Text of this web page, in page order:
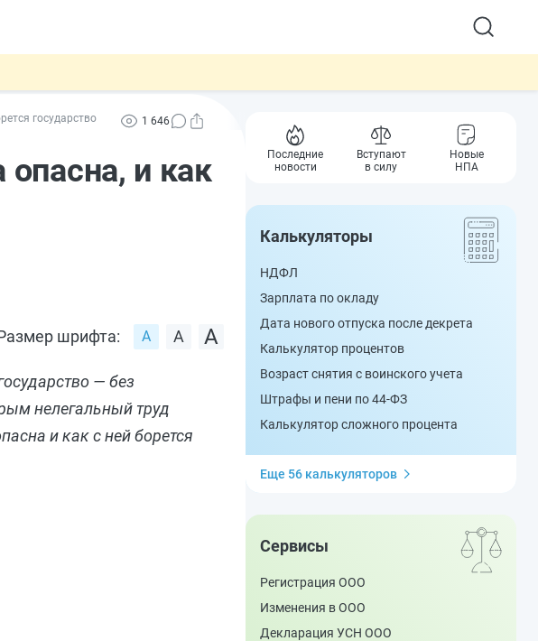
государство 1 646
опасна, и как
шрифта:
— без
нелегальный труд
и как с ней борется
Последние
новости
Вступают
в силу
Новые
НПА
Калькуляторы
НДФЛ
Зарплата по окладу
Дата нового отпуска после декрета
Калькулятор процентов
Возраст снятия с воинского учета
Штрафы и пени по 44-ФЗ
Калькулятор сложного процента
Еще 56 калькуляторов
Сервисы
Регистрация ООО
Изменения в ООО
Декларация УСН ООО